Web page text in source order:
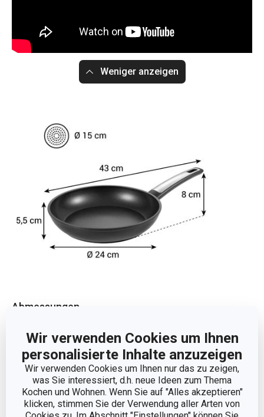
Wir verwenden Cookies um Ihnen
personalisierte Inhalte anzuzeigen
Wir verwenden Cookies um Ihnen nur das zu zeigen,
was Sie interessiert, d.h. neue Ideen zum Thema
Kochen und Wohnen. Wenn Sie auf "Alles akzeptieren"
klicken, stimmen Sie der Verwendung aller Arten von
Weniger anzeigen
Abmessungen
PRODUKTHÖHE (CM) 8
PRODUKTLÄNGE (CM) 43
DURCHMESSER (CM) 24